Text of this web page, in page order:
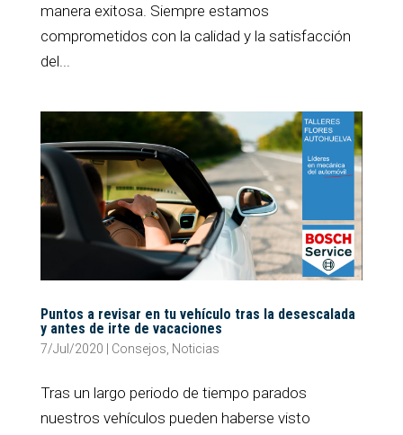
manera exitosa. Siempre estamos
comprometidos con la calidad y la satisfacción
del...
Puntos a revisar en tu vehículo tras la desescalada
y antes de irte de vacaciones
7/Jul/2020 Consejos, Noticias
Tras un largo periodo de tiempo parados
nuestros vehículos pueden haberse visto